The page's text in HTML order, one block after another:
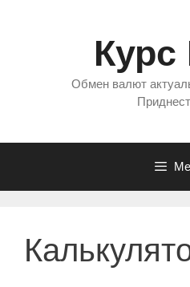
Обмен валют